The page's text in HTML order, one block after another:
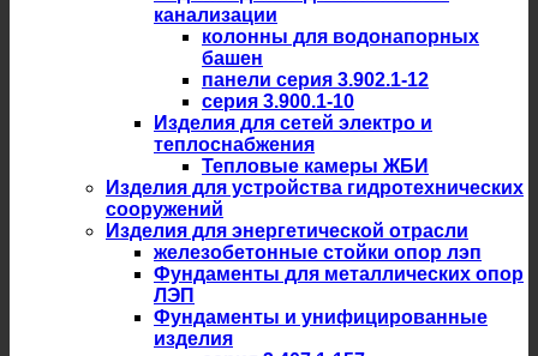
канализации
колонны для водонапорных
башен
панели серия 3.902.1-12
серия 3.900.1-10
Изделия для сетей электро и
теплоснабжения
Тепловые камеры ЖБИ
Изделия для устройства гидротехнических
сооружений
Изделия для энергетической отрасли
железобетонные стойки опор лэп
Фундаменты для металлических опор
ЛЭП
Фундаменты и унифицированные
изделия